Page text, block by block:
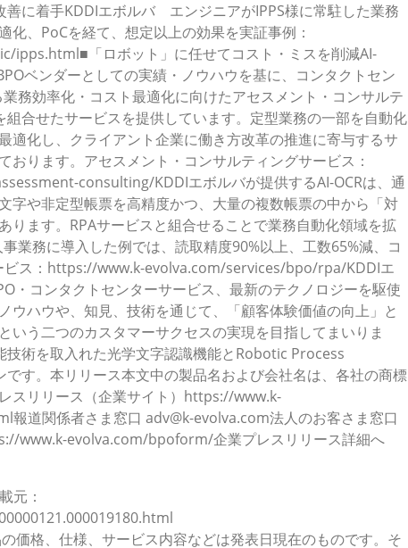
善に着手KDDIエボルバ エンジニアがIPPS様に常駐した業務
化、PoCを経て、想定以上の効果を実証事例：
「ロボット」に任せてコスト・ミスを削減AI-
ベンダーとしての実績・ノウハウを基に、コンタクトセン
務効率化・コスト最適化に向けたアセスメント・コンサルテ
組合せたサービスを提供しています。定型業務の一部を自動化
適化し、クライアント企業に働き方改革の推進に寄与するサ
おります。アセスメント・コンサルティングサービス：
consulting/KDDIエボルバが提供するAI-OCRは、通
字や非定型帳票を高精度かつ、大量の複数帳票の中から「対
ります。RPAサービスと組合せることで業務自動化領域を拡
業務に導入した例では、読取精度90%以上、工数65%減、コ
ビス：https://www.k-evolva.com/services/bpo/rpa/KDDIエ
・コンタクトセンターサービス、最新のテクノロジーを駆使
ウハウや、知見、技術を通じて、「顧客体験価値の向上」と
いう二つのカスタマーサクセスの実現を目指してまいりま
技術を取入れた光学文字認識機能とRobotic Process
す。本リリース本文中の製品名および会社名は、各社の商標
スリリース（企業サイト）https://www.k-
道関係者さま窓口 adv@k-evolva.com法人のお客さま窓口
www.k-evolva.com/bpoform/企業プレスリリース詳細へ
元：
価格、仕様、サービス内容などは発表日現在のものです。そ